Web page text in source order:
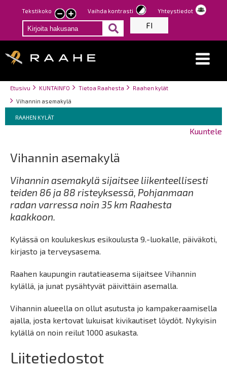
Hyppää
pääsisältöön
Tekstikoko
Pienennä
tekstin
kokoa
Suurenna
tekstin
kokoa
Vaihda kontrasti Yhteystiedot
FI
Breadcrumbs
You
are
Etusivu KUNTAINFO Tietoa Raahesta
Raahen kylät
Vihannin asemakylä
Breadcrumbs
You
are
RAAHEN KYLÄT
Kuuntele
Vihannin asemakylä
Vihannin asemakylä sijaitsee liikenteellisesti
teiden 86 ja 88 risteyksessä, Pohjanmaan
radan varressa noin 35 km Raahesta
kaakkoon.
Kylässä on koulukeskus esikoulusta 9.-luokalle, päiväkoti,
kirjasto ja terveysasema.
Raahen kaupungin rautatieasema sijaitsee Vihannin
kylällä, ja junat pysähtyvät päivittäin asemalla.
Vihannin alueella on ollut asutusta jo kampakeraamisella
ajalla, josta kertovat lukuisat kivikautiset löydöt. Nykyisin
kylällä on noin reilut 1000 asukasta.
Liitetiedostot